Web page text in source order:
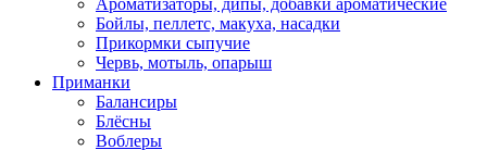
Ароматизаторы, дипы, добавки ароматические
Бойлы, пеллетс, макуха, насадки
Прикормки сыпучие
Червь, мотыль, опарыш
Приманки
Балансиры
Блёсны
Воблеры